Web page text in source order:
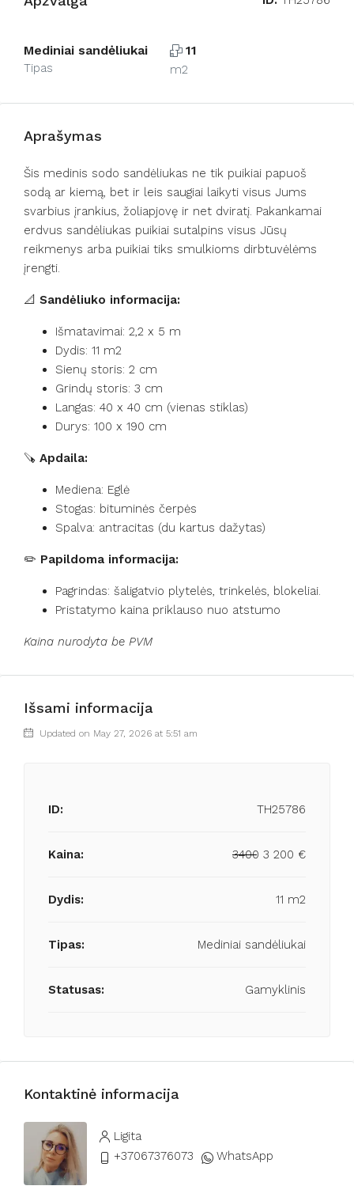
Mediniai sandėliukai
Tipas
11
m2
Aprašymas
Šis medinis sodo sandėliukas ne tik puikiai papuoš
sodą ar kiemą, bet ir leis saugiai laikyti visus Jums
svarbius įrankius, žoliapjovę ir net dviratį. Pakankamai
erdvus sandėliukas puikiai sutalpins visus Jūsų
reikmenys arba puikiai tiks smulkioms dirbtuvėlėms
įrengti.
📐 Sandėliuko informacija:
Išmatavimai: 2,2 x 5 m
Dydis: 11 m2
Sienų storis: 2 cm
Grindų storis: 3 cm
Langas: 40 x 40 cm (vienas stiklas)
Durys: 100 x 190 cm
🪚 Apdaila:
Mediena: Eglė
Stogas: bituminės čerpės
Spalva: antracitas (du kartus dažytas)
✏️ Papildoma informacija:
Pagrindas: šaligatvio plytelės, trinkelės, blokeliai.
Pristatymo kaina priklauso nuo atstumo
Kaina nurodyta be PVM
Išsami informacija
Updated on May 27, 2026 at 5:51 am
ID: TH25786
Kaina: 3400 3 200 €
Dydis: 11 m2
Tipas: Mediniai sandėliukai
Statusas: Gamyklinis
Kontaktinė informacija
Ligita
+37067376073
WhatsApp